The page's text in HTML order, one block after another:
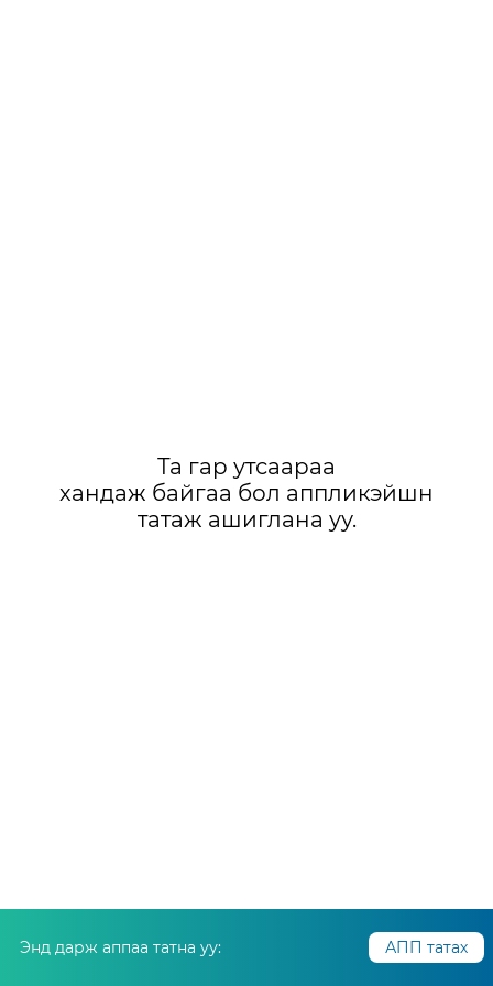
Та гар утсаараа
хандаж байгаа бол аппликэйшн
татаж ашиглана уу.
Энд дарж аппаа татна уу: АПП татах